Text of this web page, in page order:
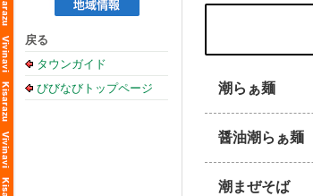
戻る
タウンガイド
びびなびトップページ
潮らぁ麺
醤油潮らぁ麺
潮まぜそば